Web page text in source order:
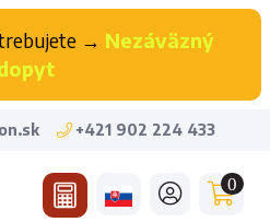
→ Nezáväzný
+421 902 224 433
0